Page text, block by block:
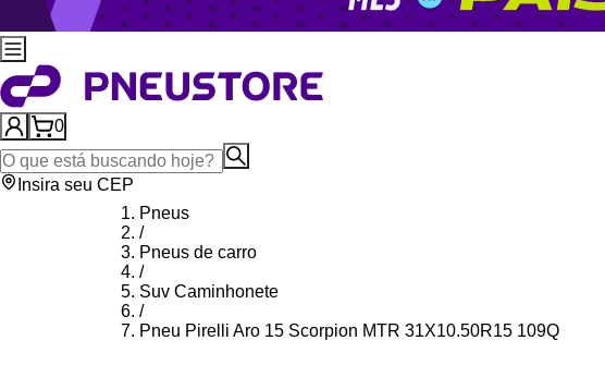
0
Insira seu CEP
Pneus
/
Pneus de carro
/
Suv Caminhonete
/
Pneu Pirelli Aro 15 Scorpion MTR 31X10.50R15 109Q